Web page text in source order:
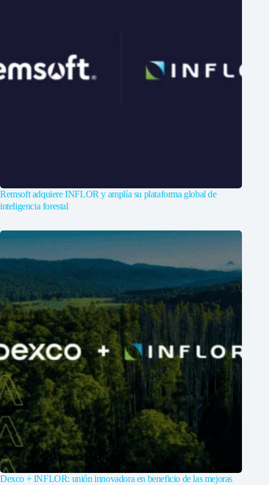
Remsoft adquiere INFLOR y amplía su plataforma global de
inteligencia forestal
Dexco + INFLOR: unión innovadora en beneficio de las mejoras